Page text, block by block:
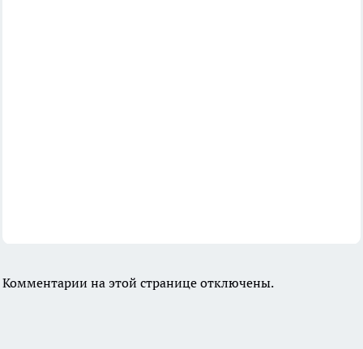
Комментарии на этой странице отключены.